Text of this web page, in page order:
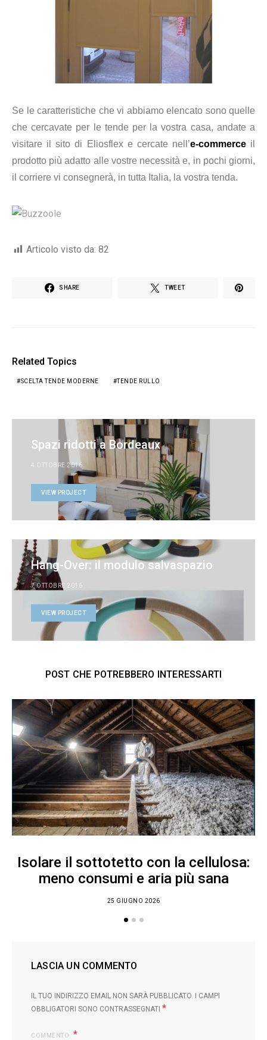
Se le caratteristiche che vi abbiamo elencato sono quelle
che cercavate per le tende per la vostra casa, andate a
visitare il sito di Eliosflex e cercate nell’e-commerceil
prodotto più adatto alle vostre necessità e, in pochi giorni,
il corriere vi consegnerà, in tutta Italia, la vostra tenda.
Articolo visto da: 82
SHARE TWEET
Related Topics
SCELTA TENDE MODERNE TENDE RULLO
Spazi ridotti a Bordeaux
4 OTTOBRE 2016
VIEW PROJECT
Hang-Over: il modulo salvaspazio
7 OTTOBRE 2016
VIEW PROJECT
POST CHE POTREBBERO INTERESSARTI
Isolare il sottotetto con la cellulosa:
meno consumi e aria più sana
25 GIUGNO 2026
LASCIA UN COMMENTO
IL TUO INDIRIZZO EMAIL NON SARÀ PUBBLICATO.
I CAMPI
OBBLIGATORI SONO CONTRASSEGNATI *
COMMENTO